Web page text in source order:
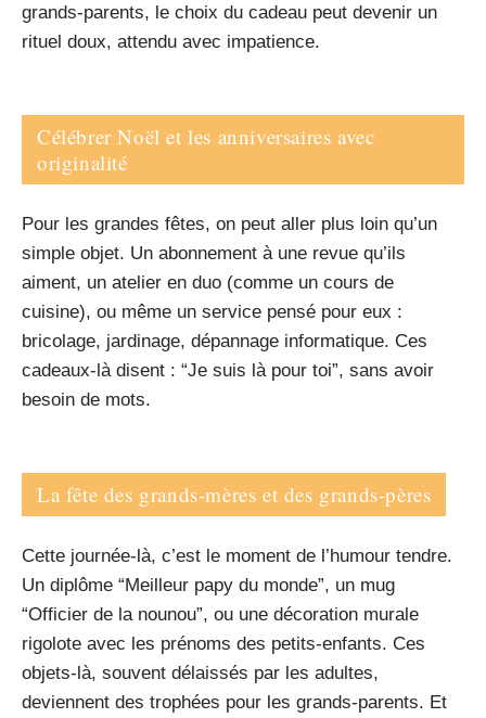
grands-parents, le choix du cadeau peut devenir un
rituel doux, attendu avec impatience.
Célébrer Noël et les anniversaires avec
originalité
Pour les grandes fêtes, on peut aller plus loin qu’un
simple objet. Un abonnement à une revue qu’ils
aiment, un atelier en duo (comme un cours de
cuisine), ou même un service pensé pour eux :
bricolage, jardinage, dépannage informatique. Ces
cadeaux-là disent : “Je suis là pour toi”, sans avoir
besoin de mots.
La fête des grands-mères et des grands-pères
Cette journée-là, c’est le moment de l’humour tendre.
Un diplôme “Meilleur papy du monde”, un mug
“Officier de la nounou”, ou une décoration murale
rigolote avec les prénoms des petits-enfants. Ces
objets-là, souvent délaissés par les adultes,
deviennent des trophées pour les grands-parents. Et